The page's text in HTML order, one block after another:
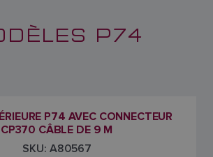
P74
P74 AVEC CONNECTEUR
CP370 CÂBLE DE 9 M
SKU: A80567